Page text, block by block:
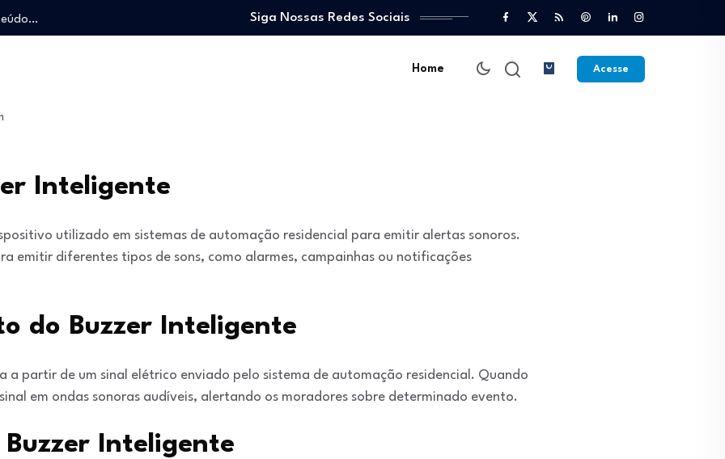
trabalhando…
e viver…
Siga Nossas Redes Sociais
Home Acesse
Inteligente
utilizado em sistemas de automação residencial para emitir alertas sonoros.
emitir diferentes tipos de sons, como alarmes, campainhas ou notificações
do Buzzer Inteligente
a partir de um sinal elétrico enviado pelo sistema de automação residencial. Quando
em ondas sonoras audíveis, alertando os moradores sobre determinado evento.
Buzzer Inteligente